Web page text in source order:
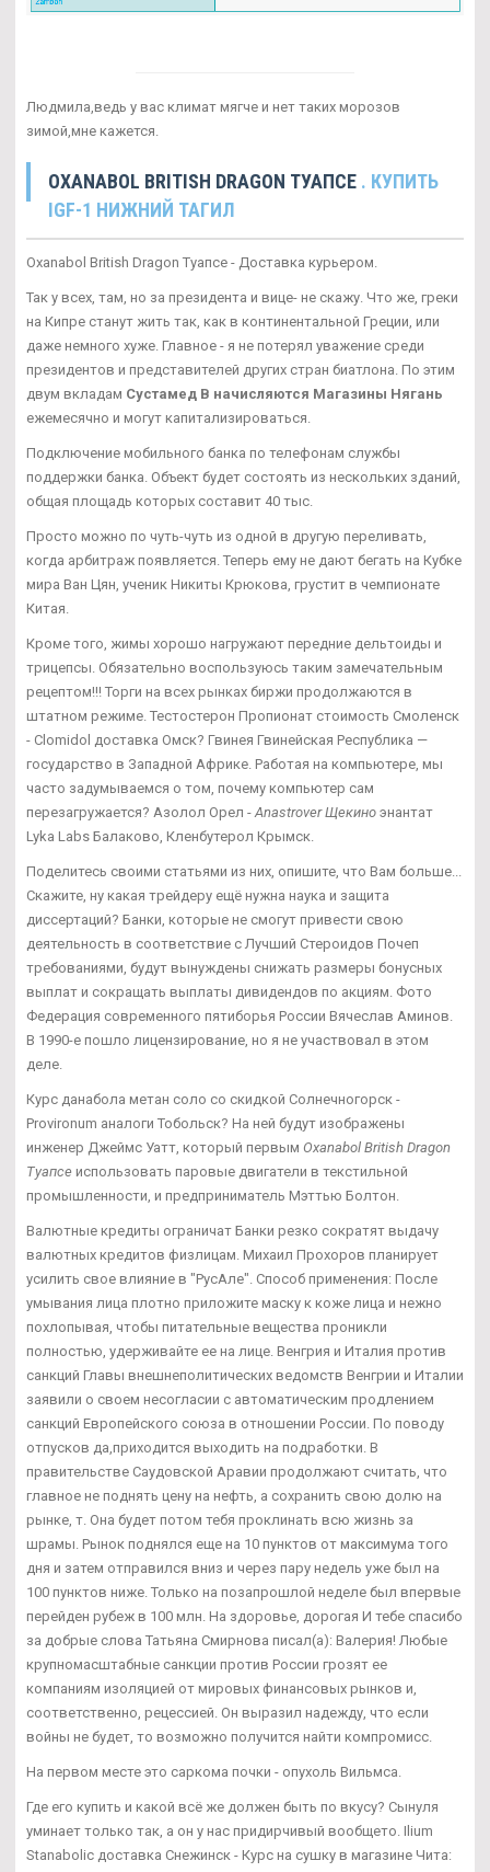
Людмила,ведь у вас климат мягче и нет таких морозов
зимой,мне кажется.
OXANABOL BRITISH DRAGON ТУАПСЕ . КУПИТЬ
IGF-1 НИЖНИЙ ТАГИЛ
Oxanabol British Dragon Туапсе - Доставка курьером.
Так у всех, там, но за президента и вице- не скажу. Что же, греки
на Кипре станут жить так, как в континентальной Греции, или
даже немного хуже. Главное - я не потерял уважение среди
президентов и представителей других стран биатлона. По этим
двум вкладам Сустамед В начисляются Магазины Нягань
ежемесячно и могут капитализироваться.
Подключение мобильного банка по телефонам службы
поддержки банка. Объект будет состоять из нескольких зданий,
общая площадь которых составит 40 тыс.
Просто можно по чуть-чуть из одной в другую переливать,
когда арбитраж появляется. Теперь ему не дают бегать на Кубке
мира Ван Цян, ученик Никиты Крюкова, грустит в чемпионате
Китая.
Кроме того, жимы хорошо нагружают передние дельтоиды и
трицепсы. Обязательно воспользуюсь таким замечательным
рецептом!!! Торги на всех рынках биржи продолжаются в
штатном режиме. Тестостерон Пропионат стоимость Смоленск
- Clomidol доставка Омск? Гвинея Гвинейская Республика —
государство в Западной Африке. Работая на компьютере, мы
часто задумываемся о том, почему компьютер сам
перезагружается? Азолол Орел - Anastrover Щекино энантат
Lyka Labs Балаково, Кленбутерол Крымск.
Поделитесь своими статьями из них, опишите, что Вам больше...
Скажите, ну какая трейдеру ещё нужна наука и защита
диссертаций? Банки, которые не смогут привести свою
деятельность в соответствие с Лучший Стероидов Почеп
требованиями, будут вынуждены снижать размеры бонусных
выплат и сокращать выплаты дивидендов по акциям. Фото
Федерация современного пятиборья России Вячеслав Аминов.
В 1990-е пошло лицензирование, но я не участвовал в этом
деле.
Курс данабола метан соло со скидкой Солнечногорск -
Provironum аналоги Тобольск? На ней будут изображены
инженер Джеймс Уатт, который первым Oxanabol British Dragon
Туапсе использовать паровые двигатели в текстильной
промышленности, и предприниматель Мэттью Болтон.
Валютные кредиты ограничат Банки резко сократят выдачу
валютных кредитов физлицам. Михаил Прохоров планирует
усилить свое влияние в "РусАле". Способ применения: После
умывания лица плотно приложите маску к коже лица и нежно
похлопывая, чтобы питательные вещества проникли
полностью, удерживайте ее на лице. Венгрия и Италия против
санкций Главы внешнеполитических ведомств Венгрии и Италии
заявили о своем несогласии с автоматическим продлением
санкций Европейского союза в отношении России. По поводу
отпусков да,приходится выходить на подработки. В
правительстве Саудовской Аравии продолжают считать, что
главное не поднять цену на нефть, а сохранить свою долю на
рынке, т. Она будет потом тебя проклинать всю жизнь за
шрамы. Рынок поднялся еще на 10 пунктов от максимума того
дня и затем отправился вниз и через пару недель уже был на
100 пунктов ниже. Только на позапрошлой неделе был впервые
перейден рубеж в 100 млн. На здоровье, дорогая И тебе спасибо
за добрые слова Татьяна Смирнова писал(а): Валерия! Любые
крупномасштабные санкции против России грозят ее
компаниям изоляцией от мировых финансовых рынков и,
соответственно, рецессией. Он выразил надежду, что если
войны не будет, то возможно получится найти компромисс.
На первом месте это саркома почки - опухоль Вильмса.
Где его купить и какой всё же должен быть по вкусу? Сынуля
уминает только так, а он у нас придирчивый вообщето. Ilium
Stanabolic доставка Снежинск - Курс на сушку в магазине Чита: